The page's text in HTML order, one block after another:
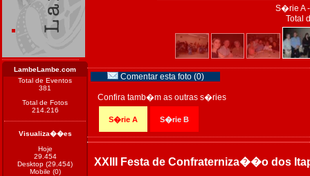
LambeLambe.com
Total de Eventos
381
Total de Fotos
214.216
Visualiza��es
Hoje
29.454
Desktop (29.454)
Mobile (0)
S�rie A
Total
Comentar esta foto (0)
Confira tamb�m as outras s�ries
S�rie A S�rie B
XXIII Festa de Confraterniza��o dos